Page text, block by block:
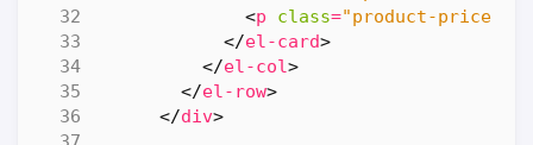
<p class="product-price"
</el-card>
</el-col>
</el-row>
</div>